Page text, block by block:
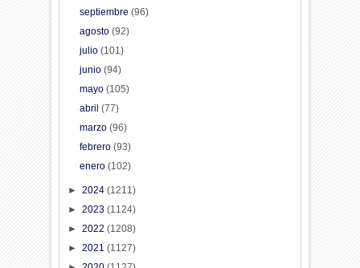
septiembre (96)
agosto (92)
julio (101)
junio (94)
mayo (105)
abril (77)
marzo (96)
febrero (93)
enero (102)
►2024(1211)
►2023(1124)
►2022(1208)
►2021(1127)